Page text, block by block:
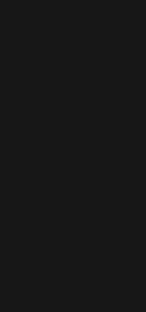
var frostigt och